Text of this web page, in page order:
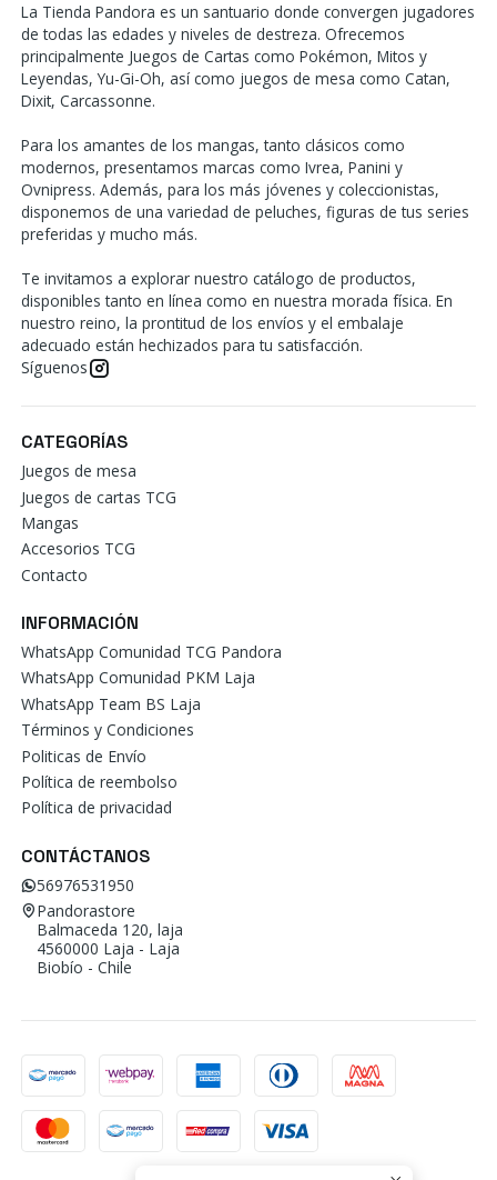
La Tienda Pandora es un santuario donde convergen jugadores
de todas las edades y niveles de destreza. Ofrecemos
principalmente Juegos de Cartas como Pokémon, Mitos y
Leyendas, Yu-Gi-Oh, así como juegos de mesa como Catan,
Dixit, Carcassonne.
Para los amantes de los mangas, tanto clásicos como
modernos, presentamos marcas como Ivrea, Panini y
Ovnipress. Además, para los más jóvenes y coleccionistas,
disponemos de una variedad de peluches, figuras de tus series
preferidas y mucho más.
Te invitamos a explorar nuestro catálogo de productos,
disponibles tanto en línea como en nuestra morada física. En
nuestro reino, la prontitud de los envíos y el embalaje
adecuado están hechizados para tu satisfacción.
Síguenos
CATEGORÍAS
Juegos de mesa
Juegos de cartas TCG
Mangas
Accesorios TCG
Contacto
INFORMACIÓN
WhatsApp Comunidad TCG Pandora
WhatsApp Comunidad PKM Laja
WhatsApp Team BS Laja
Términos y Condiciones
Politicas de Envío
Política de reembolso
Política de privacidad
CONTÁCTANOS
56976531950
Pandorastore
Balmaceda 120, laja
4560000 Laja - Laja
Biobío - Chile